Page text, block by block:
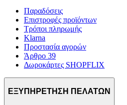
Παραδόσεις
Επιστροφές προϊόντων
Τρόποι πληρωμής
Klarna
Προστασία αγορών
Άρθρο 39
Δωροκάρτες SHOPFLIX
ΕΞΥΠΗΡΕΤΗΣΗ ΠΕΛΑΤΩΝ